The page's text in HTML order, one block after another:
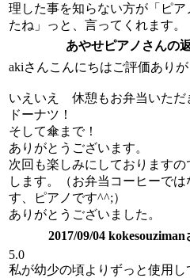
理した事を知らない方が「ピ
たね」っと、言ってくれます。
あやせピアノさんの
akiさんこんにちはご評価ありが
いえいえ 休憩もお弁当いた
ドーナツ！
そして傘まで！
ありがとうございます。
次回も楽しみにしております
します。（お弁当コーヒーで
す、ピアノです^^;）
ありがとうございました。
2017/09/04
5.0
私が幼少の頃よりずっと使用